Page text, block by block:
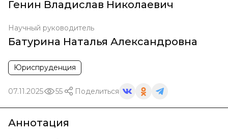
Генин Владислав Николаевич
Научный руководитель
Батурина Наталья Александровна
Юриспруденция
07.11.2025 55 Поделиться
Аннотация